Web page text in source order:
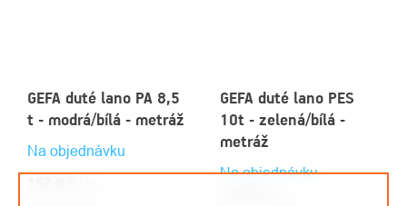
GEFA duté lano PA 8,5
t - modrá/bílá - metráž
Na objednávku
GEFA duté lano PES
10t - zelená/bílá -
metráž
Na objednávku